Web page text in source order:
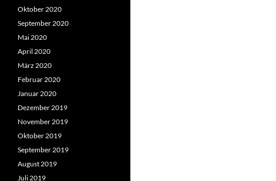
Oktober 2020
September 2020
Mai 2020
April 2020
März 2020
Februar 2020
Januar 2020
Dezember 2019
November 2019
Oktober 2019
September 2019
August 2019
Juli 2019